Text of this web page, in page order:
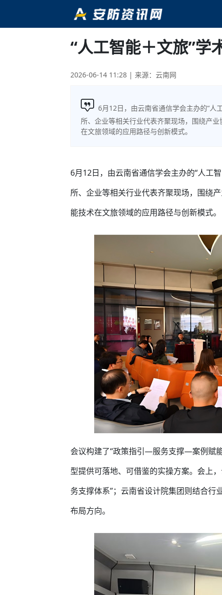
“人工智能＋文旅”学
2026-06-14 11:28 | 来源：云南网
6月12日，由云南省通信学会主办的“人
所、企业等相关行业代表齐聚现场，围绕产
在文旅领域的应用路径与创新模式。
6月12日，由云南省通信学会主办的“人工
所、企业等相关行业代表齐聚现场，围绕
能技术在文旅领域的应用路径与创新模式。
会议构建了“政策指引—服务支撑—案例赋
型提供可落地、可借鉴的实操方案。会上
务支撑体系”；云南省设计院集团则结合
布局方向。